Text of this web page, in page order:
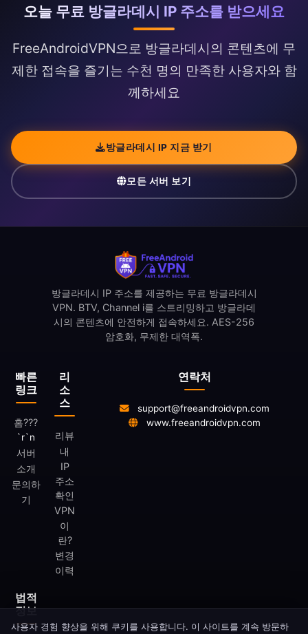
오늘 무료 방글라데시 IP 주소를 받으세요
FreeAndroidVPN으로 방글라데시의 콘텐츠에 무
제한 접속을 즐기는 수천 명의 만족한 사용자와 함
께하세요
방글라데시 IP 지금 받기
모든 서버 보기
빠른
링크
홈???
`r`n
서버
소개
문의하
기
리
소
스
리뷰
내
IP
주소
확인
VPN
이
란?
변경
이력
법적
정보
방글라데시 IP 주소를 제공하는 무료 방글라데시
VPN. BTV, Channel i를 스트리밍하고 방글라데
시의 콘텐츠에 안전하게 접속하세요. AES-256
암호화, 무제한 대역폭.
연락처
support@freeandroidvpn.com
www.freeandroidvpn.com
사용자 경험 향상을 위해 쿠키를 사용합니다. 이 사이트를 계속 방문하